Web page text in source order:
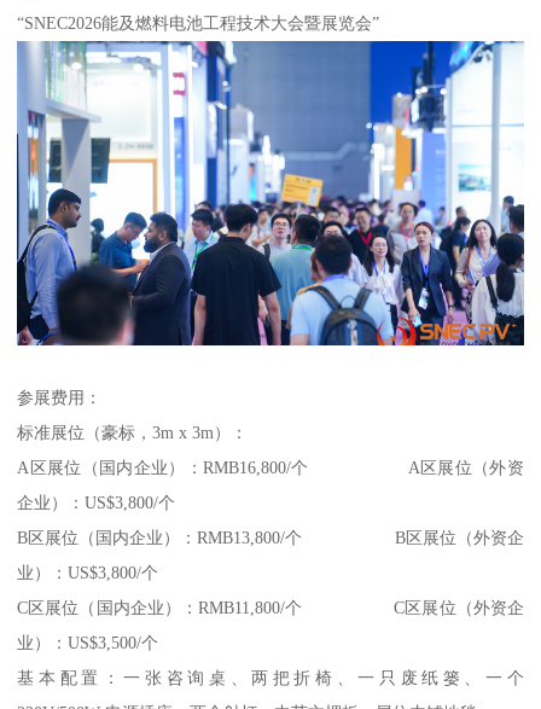
“SNEC2026能及燃料电池工程技术大会暨展览会”
参展费用：
标准展位（豪标，3m x 3m）：
A区展位（国内企业）：RMB16,800/个 A区展位（外资
企业）：US$3,800/个
B区展位（国内企业）：RMB13,800/个 B区展位（外资企
业）：US$3,800/个
C区展位（国内企业）：RMB11,800/个 C区展位（外资企
业）：US$3,500/个
基本配置：一张咨询桌、两把折椅、一只废纸篓、一个